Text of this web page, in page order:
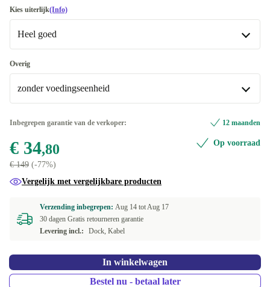
Kies uiterlijk(Info)
Heel goed
Heel goed
Uitstekend +€ 4,10
Overig
zonder voedingseenheid
met 65W voedingseenheid +€ 15
zonder voedingseenheid
Inbegrepen garantie van de verkoper: 12 maanden
€ 34,80
€ 149 (-77%)
Op voorraad
Vergelijk met vergelijkbare producten
Verzending inbegrepen: Aug 14 totAug 17
30 dagen Gratis retourneren garantie
Levering incl.:
Dock, Kabel
In winkelwagen
Bestel nu - betaal later